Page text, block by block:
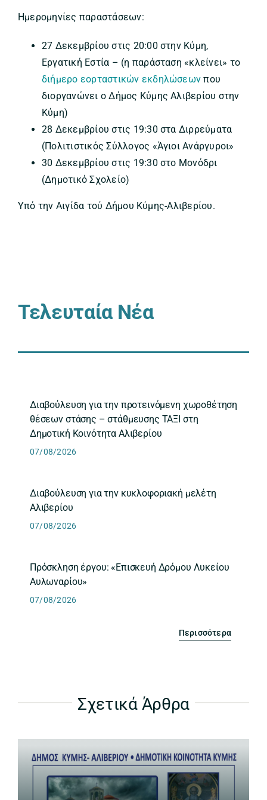
Ημερομηνίες παραστάσεων:
27 Δεκεμβρίου στις 20:00 στην Κύμη,
Εργατική Εστία – (η παράσταση «κλείνει» το
διήμερο εορταστικών εκδηλώσεων που
διοργανώνει ο Δήμος Κύμης Αλιβερίου στην
Κύμη)
28 Δεκεμβρίου στις 19:30 στα Διρρεύματα
(Πολιτιστικός Σύλλογος «Άγιοι Ανάργυροι»
30 Δεκεμβρίου στις 19:30 στο Μονόδρι
(Δημοτικό Σχολείο)
Υπό την Αιγίδα τού Δήμου Κύμης-Αλιβερίου.
Τελευταία Νέα
Διαβούλευση για την προτεινόμενη χωροθέτηση
θέσεων στάσης – στάθμευσης ΤΑΞΙ στη
Δημοτική Κοινότητα Αλιβερίου
07/08/2026
Διαβούλευση για την κυκλοφοριακή μελέτη
Αλιβερίου
07/08/2026
Πρόσκληση έργου: «Επισκευή Δρόμου Λυκείου
Αυλωναρίου»
07/08/2026
Περισσότερα
Σχετικά Άρθρα